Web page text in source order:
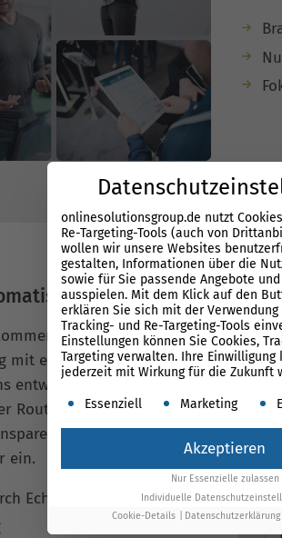
Mit SEO für
mit echter Technologie-
entwickelte
Performance
Routine, liefert saubere
– so sinken Kosten
ein.
Echtzeitdaten
onlinesolutionsgroup.de nutzt
Re-Targeting-Tools (auch von
wollen wir unsere Websites
gestalten, Informationen über die
sowie für Sie passende Angebote
ausspielen. Mit dem Klick auf den
erklären Sie sich mit der Verwendung
Tracking- und Re-Targeting-Tools
Einstellungen können Sie Cookies,
Targeting verwalten. Ihre Einwilligung
jederzeit mit Wirkung für die Zukunft
Es folgt eine Liste der
Essenziell Marketing
Akzeptieren
Nur Essenzielle zulassen
Individuelle
Cookie-Details
Datenschutzerklärung